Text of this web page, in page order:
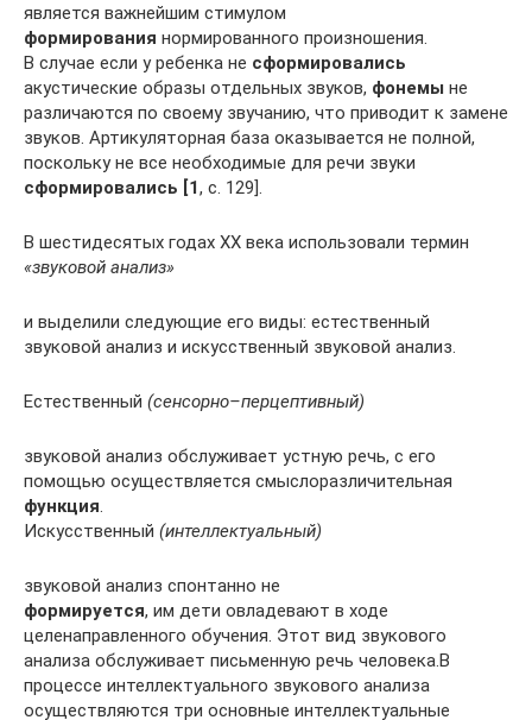
является важнейшим стимулом
формирования нормированного произношения.
В случае если у ребенка не сформировались
акустические образы отдельных звуков, фонемы не
различаются по своему звучанию, что приводит к замене
звуков. Артикуляторная база оказывается не полной,
поскольку не все необходимые для речи звуки
сформировались [1, с. 129].
В шестидесятых годах XX века использовали термин
«звуковой анализ»
и выделили следующие его виды: естественный
звуковой анализ и искусственный звуковой анализ.
Естественный (сенсорно–перцептивный)
звуковой анализ обслуживает устную речь, с его
помощью осуществляется смыслоразличительная
функция.
Искусственный (интеллектуальный)
звуковой анализ спонтанно не
формируется, им дети овладевают в ходе
целенаправленного обучения. Этот вид звукового
анализа обслуживает письменную речь человека.В
процессе интеллектуального звукового анализа
осуществляются три основные интеллектуальные